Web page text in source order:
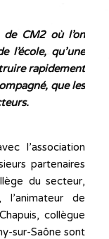
CM2 où l’on
l’école, qu’une
rapidement
que les
l’association
partenaires
du secteur,
l’animateur de
collègue
sur-Saône sont